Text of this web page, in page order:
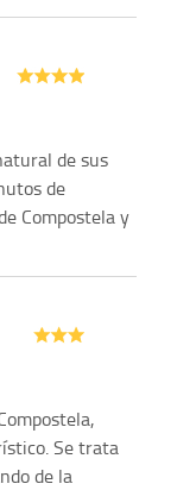
de sus
de
Compostela y
Se trata
de la